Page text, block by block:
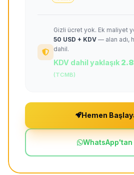
Gizli ücret yok. Ek maliyet
50 USD + KDV — alan adı,
dahil.
KDV dahil yaklaşık
(TCMB)
Hemen
WhatsApp'tan